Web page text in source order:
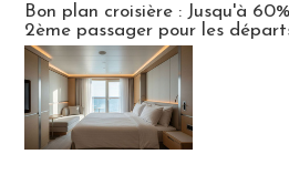
Bon plan croisière : Jusqu'à
2ème passager pour les